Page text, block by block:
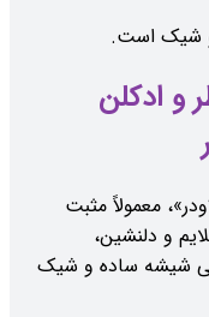
و شیک است.
و ادکلن
معمولاً مثبت
و دلنشین،
شیشه ساده و شیک